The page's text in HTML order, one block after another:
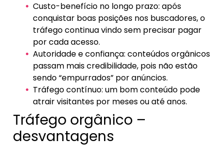
Custo-benefício no longo prazo: após
conquistar boas posições nos buscadores, o
tráfego continua vindo sem precisar pagar
por cada acesso.
Autoridade e confiança: conteúdos orgânicos
passam mais credibilidade, pois não estão
sendo “empurrados” por anúncios.
Tráfego contínuo: um bom conteúdo pode
atrair visitantes por meses ou até anos.
Tráfego orgânico –
desvantagens